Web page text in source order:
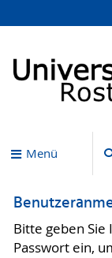
Menü
Bitte geben
Passwort ein,